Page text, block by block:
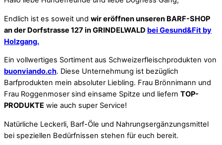
Endlich ist es soweit und wir eröffnen unseren BARF-SHOP
an der Dorfstrasse 127 in GRINDELWALD bei Gesund&Fit by
Holzgang.
Ein vollwertiges Sortiment aus Schweizerfleischprodukten von
buonviando.ch. Diese Unternehmung ist bezüglich
Barfprodukten mein absoluter Liebling. Frau Brönnimann und
Frau Roggenmoser sind einsame Spitze und liefern TOP-
PRODUKTE wie auch super Service!
Natürliche Leckerli, Barf-Öle und Nahrungsergänzungsmittel
bei speziellen Bedürfnissen stehen für euch bereit.